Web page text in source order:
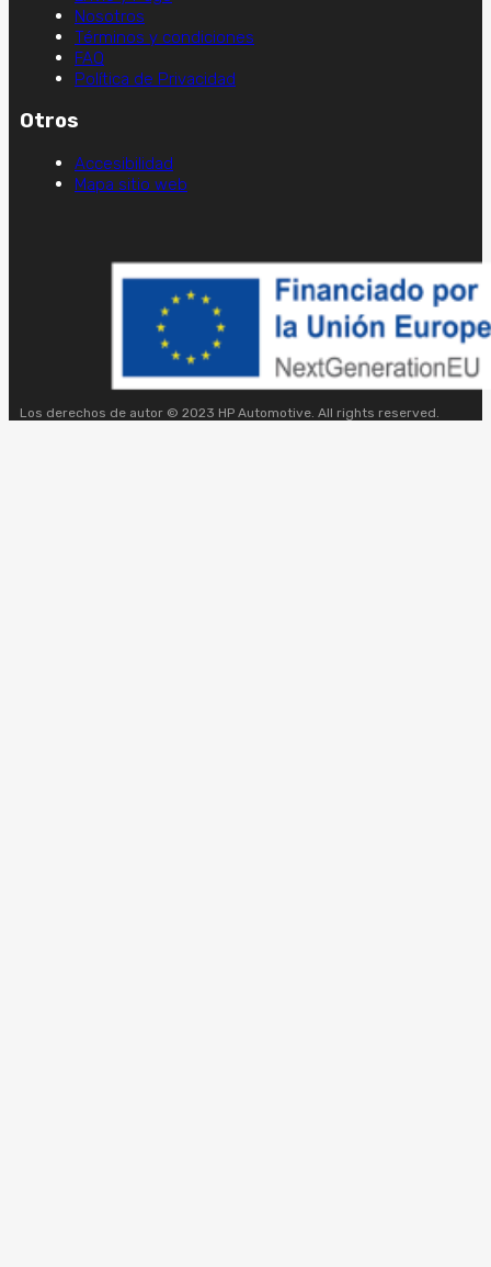
Nosotros
Términos y condiciones
FAQ
Política de Privacidad
Otros
Accesibilidad
Mapa sitio web
Los derechos de autor © 2023 HP Automotive. All rights reserved.